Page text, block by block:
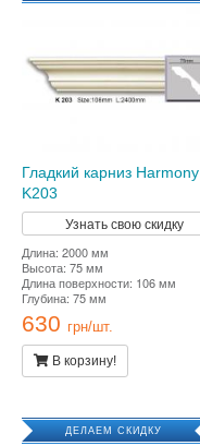
Гладкий карниз Harmony
K203
Узнать свою скидку
Длина: 2000 мм
Высота: 75 мм
Длина поверхности: 106 мм
Глубина: 75 мм
630 грн/шт.
В корзину!
ДЕЛАЕМ СКИДКУ